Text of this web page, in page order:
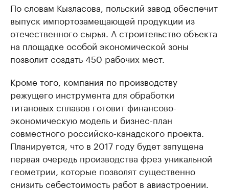
По словам Кызласова, польский завод обеспечит
выпуск импортозамещающей продукции из
отечественного сырья. А строительство объекта
на площадке особой экономической зоны
позволит создать 450 рабочих мест.
Кроме того, компания по производству
режущего инструмента для обработки
титановых сплавов готовит финансово-
экономическую модель и бизнес-план
совместного российско-канадского проекта.
Планируется, что в 2017 году будет запущена
первая очередь производства фрез уникальной
геометрии, которые позволят существенно
снизить себестоимость работ в авиастроении.